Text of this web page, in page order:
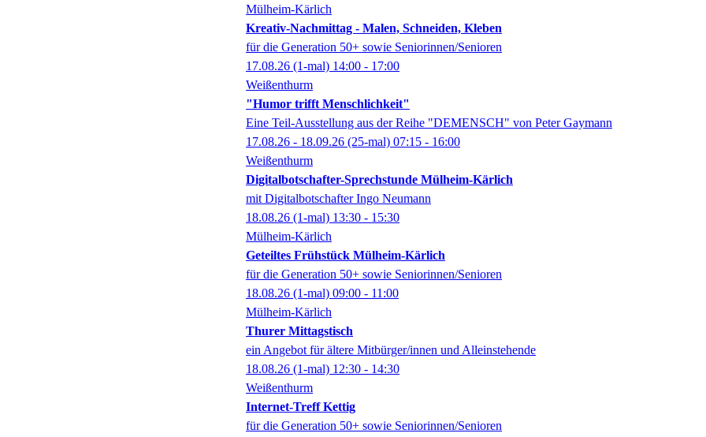
Mülheim-Kärlich
Kreativ-Nachmittag - Malen, Schneiden, Kleben
für die Generation 50+ sowie Seniorinnen/Senioren
17.08.26 (1-mal) 14:00 - 17:00
Weißenthurm
"Humor trifft Menschlichkeit"
Eine Teil-Ausstellung aus der Reihe "DEMENSCH" von Peter Gaymann
17.08.26 - 18.09.26 (25-mal) 07:15 - 16:00
Weißenthurm
Digitalbotschafter-Sprechstunde Mülheim-Kärlich
mit Digitalbotschafter Ingo Neumann
18.08.26 (1-mal) 13:30 - 15:30
Mülheim-Kärlich
Geteiltes Frühstück Mülheim-Kärlich
für die Generation 50+ sowie Seniorinnen/Senioren
18.08.26 (1-mal) 09:00 - 11:00
Mülheim-Kärlich
Thurer Mittagstisch
ein Angebot für ältere Mitbürger/innen und Alleinstehende
18.08.26 (1-mal) 12:30 - 14:30
Weißenthurm
Internet-Treff Kettig
für die Generation 50+ sowie Seniorinnen/Senioren